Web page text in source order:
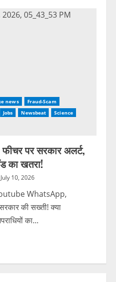
news
Fraud-Scam
Jobs Newsbeat
Science
पर सरकार अलर्ट,
का खतरा!
July 10, 2026
WhatsApp,
की सख्ती! क्या
का...